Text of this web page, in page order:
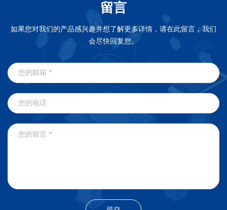
留言
如果您对我们的产品感兴趣并想了解更多详情，请在此留言，我们
会尽快回复您。